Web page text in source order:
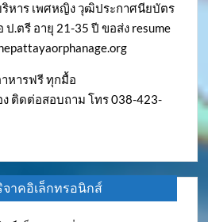
หาร เพศหญิง วุฒิประกาศนียบัตร
.ตรี อายุ 21-35 ปี ขอส่ง resume
หารฟรี ทุกมื้อ
ติดต่อสอบถาม โทร 038-423-
จาคอิเล็กทรอนิกส์